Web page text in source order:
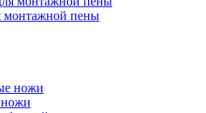
монтажной пены
ножи